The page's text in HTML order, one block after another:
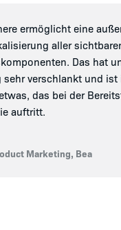
ermöglicht eine
aller
Das hat
verschlankt und ist
das bei der
auftritt.
Marketing, Bea